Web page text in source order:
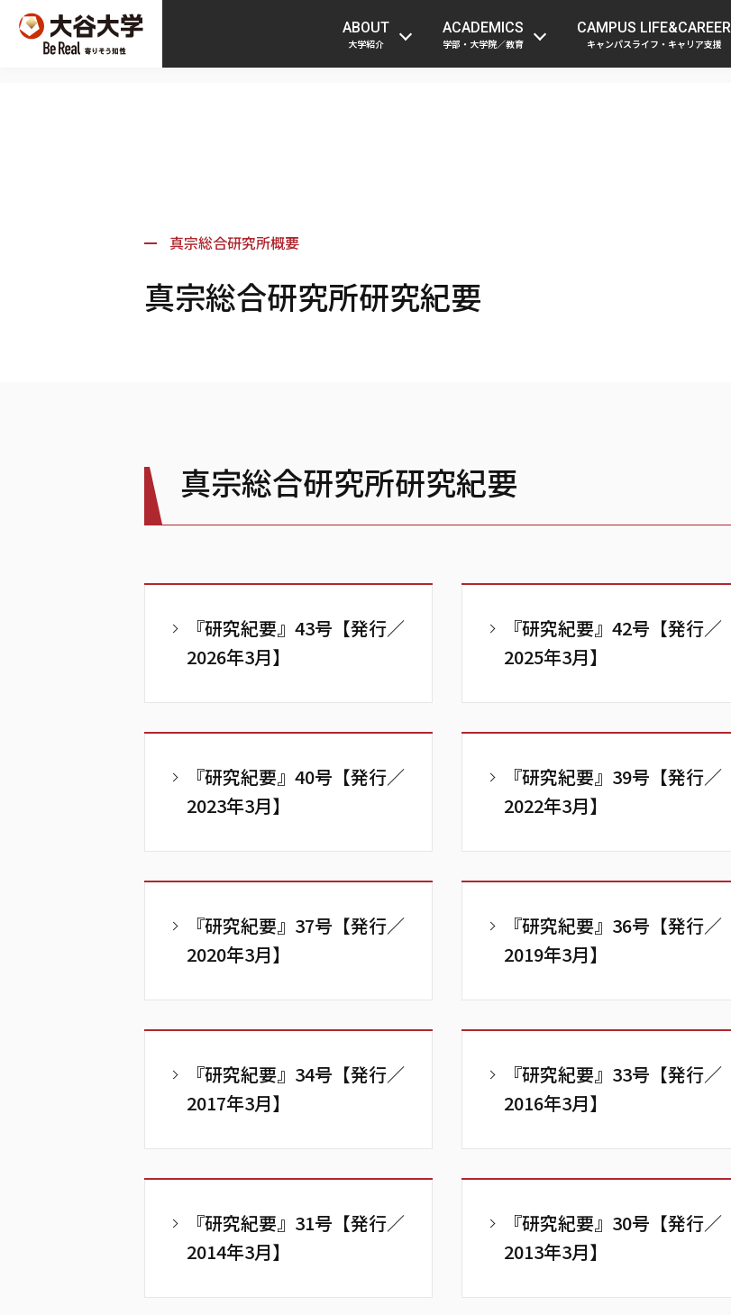
ABOUT
大学紹介
ACADEMICS
学部・大学院／教育
CAMPUS LIFE&CAREER
キャンパスライフ・キャリア支援
真宗総合研究所概要
真宗総合研究所研究紀要
真宗総合研究所研究紀要
『研究紀要』43号【発行／
2026年3月】
『研究紀要』42号【発行／
2025年3月】
『研究紀要』40号【発行／
2023年3月】
『研究紀要』39号【発行／
2022年3月】
『研究紀要』37号【発行／
2020年3月】
『研究紀要』36号【発行／
2019年3月】
『研究紀要』34号【発行／
2017年3月】
『研究紀要』33号【発行／
2016年3月】
『研究紀要』31号【発行／
2014年3月】
『研究紀要』30号【発行／
2013年3月】